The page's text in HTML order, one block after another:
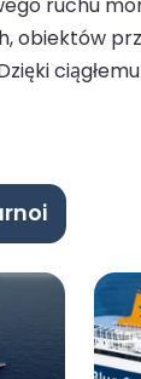
obiektów